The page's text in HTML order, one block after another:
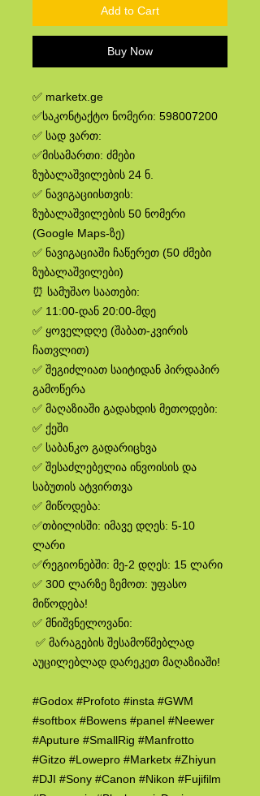
Add to Cart
Buy Now
✅ marketx.ge
✅საკონტაქტო ნომერი: 598007200
✅ სად ვართ:
✅მისამართი: ძმები
ზუბალაშვილების 24 ნ.
✅ ნავიგაციისთვის:
ზუბალაშვილების 50 ნომერი
(Google Maps-ზე)
✅ ნავიგაციაში ჩაწერეთ (50 ძმები
ზუბალაშვილები)
⏰ სამუშაო საათები:
✅ 11:00-დან 20:00-მდე
✅ ყოველდღე (შაბათ-კვირის
ჩათვლით)
✅ შეგიძლიათ საიტიდან პირდაპირ
გამოწერა
✅ მაღაზიაში გადახდის მეთოდები:
✅ ქეში
✅ საბანკო გადარიცხვა
✅ შესაძლებელია ინვოისის და
საბუთის ატვირთვა
✅ მიწოდება:
✅თბილისში: იმავე დღეს: 5-10
ლარი
✅რეგიონებში: მე-2 დღეს: 15 ლარი
✅ 300 ლარზე ზემოთ: უფასო
მიწოდება!
✅ მნიშვნელოვანი:
✅ მარაგების შესამოწმებლად
აუცილებლად დარეკეთ მაღაზიაში!
#Godox #Profoto #insta #GWM
#softbox #Bowens #panel #Neewer
#Aputure #SmallRig #Manfrotto
#Gitzo #Lowepro #Marketx #Zhiyun
#DJI #Sony #Canon #Nikon #Fujifilm